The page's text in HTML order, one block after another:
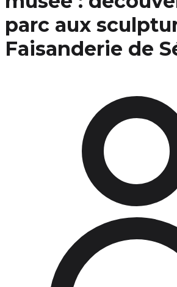
parc aux
Faisanderie de